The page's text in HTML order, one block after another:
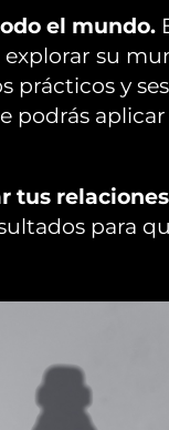
el mundo.
su
y
podrás
tus relaciones
para